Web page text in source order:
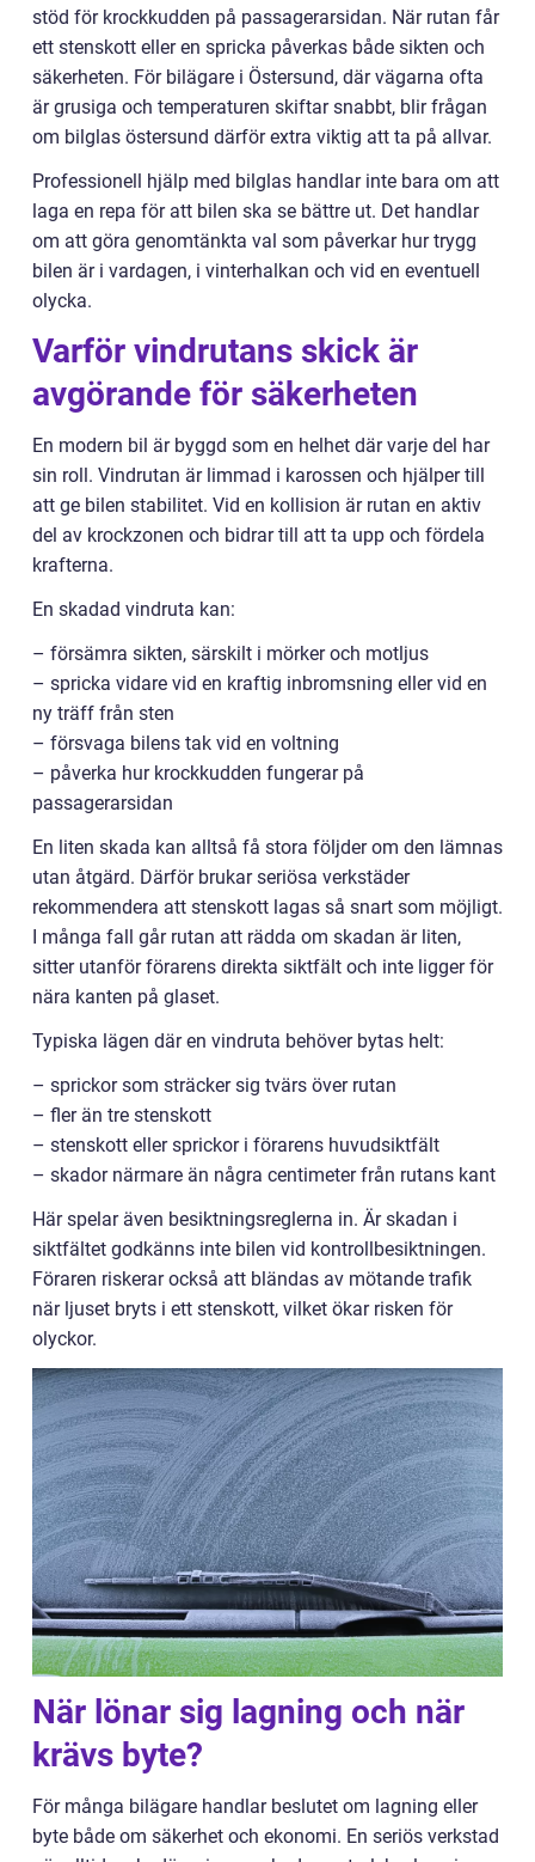
stöd för krockkudden på passagerarsidan. När rutan får
ett stenskott eller en spricka påverkas både sikten och
säkerheten. För bilägare i Östersund, där vägarna ofta
är grusiga och temperaturen skiftar snabbt, blir frågan
om bilglas östersund därför extra viktig att ta på allvar.
Professionell hjälp med bilglas handlar inte bara om att
laga en repa för att bilen ska se bättre ut. Det handlar
om att göra genomtänkta val som påverkar hur trygg
bilen är i vardagen, i vinterhalkan och vid en eventuell
olycka.
Varför vindrutans skick är
avgörande för säkerheten
En modern bil är byggd som en helhet där varje del har
sin roll. Vindrutan är limmad i karossen och hjälper till
att ge bilen stabilitet. Vid en kollision är rutan en aktiv
del av krockzonen och bidrar till att ta upp och fördela
krafterna.
En skadad vindruta kan:
– försämra sikten, särskilt i mörker och motljus
– spricka vidare vid en kraftig inbromsning eller vid en
ny träff från sten
– försvaga bilens tak vid en voltning
– påverka hur krockkudden fungerar på
passagerarsidan
En liten skada kan alltså få stora följder om den lämnas
utan åtgärd. Därför brukar seriösa verkstäder
rekommendera att stenskott lagas så snart som möjligt.
I många fall går rutan att rädda om skadan är liten,
sitter utanför förarens direkta siktfält och inte ligger för
nära kanten på glaset.
Typiska lägen där en vindruta behöver bytas helt:
– sprickor som sträcker sig tvärs över rutan
– fler än tre stenskott
– stenskott eller sprickor i förarens huvudsiktfält
– skador närmare än några centimeter från rutans kant
Här spelar även besiktningsreglerna in. Är skadan i
siktfältet godkänns inte bilen vid kontrollbesiktningen.
Föraren riskerar också att bländas av mötande trafik
när ljuset bryts i ett stenskott, vilket ökar risken för
olyckor.
När lönar sig lagning och när
krävs byte?
För många bilägare handlar beslutet om lagning eller
byte både om säkerhet och ekonomi. En seriös verkstad